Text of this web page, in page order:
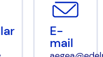
E-
mail